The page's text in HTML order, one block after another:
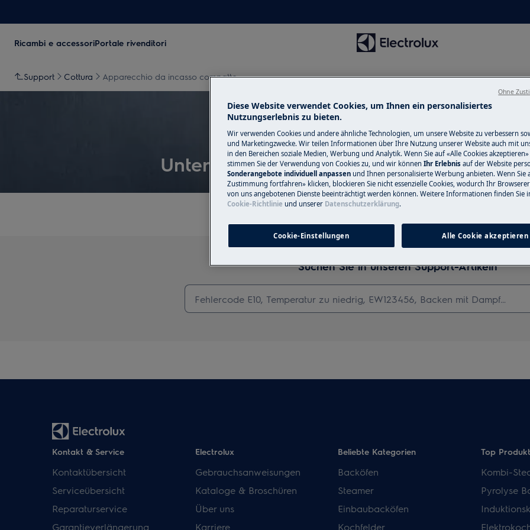
Ricambi e accessoriPortale rivenditori
Support Cottura Apparecchio da incasso compatto
Unterstützung für Apparecchio da
Suchen Sie in unseren Support-Artikeln
Kontakt & Service
Kontaktübersicht
Serviceübersicht
Reparaturservice
Garantieverlängerung
Electrolux
Gebrauchsanweisungen
Kataloge & Broschüren
Über uns
Karriere
Beliebte Kategorien
Backöfen
Steamer
Einbaubacköfen
Kochfelder
Top
Kombi-
Pyrolyse
Diese Website verwendet Cookies, um Ihnen ein personalisiertes
Nutzungserlebnis zu bieten.
Wir verwenden Cookies und andere ähnliche Technologien, um unsere Website zu verbessern
und Marketingzwecke. Wir teilen Informationen über Ihre Nutzung unserer Website auch mit
in den Bereichen soziale Medien, Werbung und Analytik. Wenn Sie auf «Alle Cookies
stimmen Sie der Verwendung von Cookies zu, und wir können Ihr Erlebnis auf der Website
Sonderangebote individuell anpassen und Ihnen personalisierte Werbung anbieten. Wenn Sie
Zustimmung fortfahren» klicken, blockieren Sie nicht essenzielle Cookies, wodurch Ihr
von uns angebotenen Dienste beeinträchtigt werden können. Weitere Informationen finden Sie
Cookie-Richtlinie und unserer Datenschutzerklärung.
Cookie-Einstellungen Alle Cookie akzeptieren
Ohne